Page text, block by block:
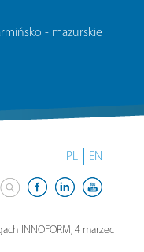
- mazurskie
PL EN
INNOFORM, 4 marzec